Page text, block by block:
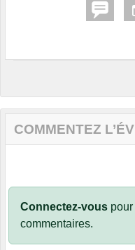
COMMENTEZ
Connectez-vous
commentaires.